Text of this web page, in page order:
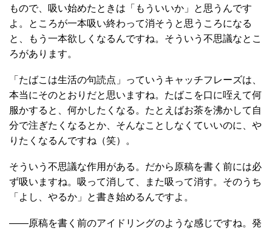
もので、吸い始めたときは「もういいか」と思うんです
よ。ところが一本吸い終わって消そうと思うころになる
と、もう一本欲しくなるんですね。そういう不思議なとこ
ろがあります。
「たばこは生活の句読点」っていうキャッチフレーズは、
本当にそのとおりだと思いますね。たばこを口に咥えて何
服かすると、何かしたくなる。たとえばお茶を沸かして自
分で注ぎたくなるとか、そんなことしなくていいのに、や
りたくなるんですね（笑）。
そういう不思議な作用がある。だから原稿を書く前には必
ず吸いますね。吸って消して、また吸って消す。そのうち
「よし、やるか」と書き始めるんですよ。
――原稿を書く前のアイドリングのような感じですね。発